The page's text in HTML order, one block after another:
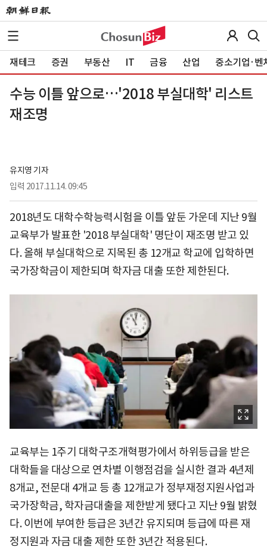
재테크 증권 부동산 IT 금융 산업 중소기업·벤
수능 이틀 앞으로…'2018 부실대학' 리스트
재조명
유지영 기자
입력 2017.11.14. 09:45
2018년도 대학수학능력시험을 이틀 앞둔 가운데 지난 9월
교육부가 발표한 '2018 부실대학' 명단이 재조명 받고 있
다. 올해 부실대학으로 지목된 총 12개교 학교에 입학하면
국가장학금이 제한되며 학자금 대출 또한 제한된다.
교육부는 1주기 대학구조개혁평가에서 하위등급을 받은
대학들을 대상으로 연차별 이행점검을 실시한 결과 4년제
8개교, 전문대 4개교 등 총 12개교가 정부재정지원사업과
국가장학금, 학자금대출을 제한받게 됐다고 지난 9월 밝혔
다. 이번에 부여한 등급은 3년간 유지되며 등급에 따른 재
정지원과 자금 대출 제한 또한 3년간 적용된다.